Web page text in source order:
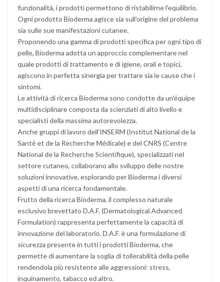
funzionalità, i prodotti permettono di ristabilirne l'equilibrio.
Ogni prodotto Bioderma agisce sia sull'origine del problema
sia sulle sue manifestazioni cutanee.
Proponendo una gamma di prodotti specifica per ogni tipo di
pelle, Bioderma adotta un approccio complementare nel
quale prodotti di trattamento e di igiene, orali e topici,
agiscono in perfetta sinergia per trattare sia le cause che i
sintomi.
Le attività di ricerca Bioderma sono condotte da un'équipe
multidisciplinare composta da scienziati di alto livello e
specialisti della massima autorevolezza.
Anche gruppi di lavoro dell'INSERM (Institut National de la
Santé et de la Recherche Médicale) e del CNRS (Centre
National de la Recherche Scientifique), specializzati nel
settore cutaneo, collaborano allo sviluppo delle nostre
soluzioni innovative, esplorando per Bioderma i diversi
aspetti di una ricerca fondamentale.
Frutto della ricerca Bioderma, il complesso naturale
esclusivo brevettato D.A.F. (Dermatological Advanced
Formulation) rappresenta perfettamente la capacità di
innovazione del laboratorio. D.A.F. è una formulazione di
sicurezza presente in tutti i prodotti Bioderma, che
permette di aumentare la soglia di tollerabilità della pelle
rendendola più resistente alle aggressioni: stress,
inquinamento, tabacco ed altro.